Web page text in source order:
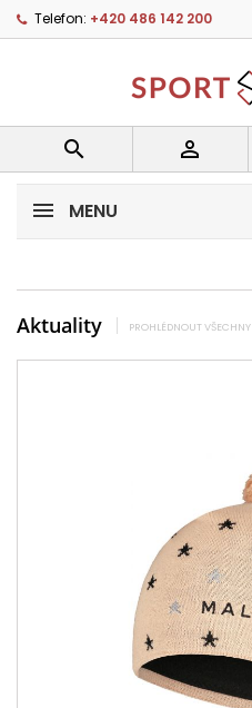
Telefon: +420 486 142 200
 
MENU
Aktuality PROHLÉDNOUT VŠECHNY